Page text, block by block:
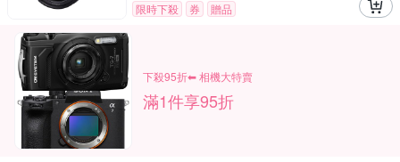
限時下殺 券 贈品
下殺95折⬅︎ 相機大特賣
滿1件享95折